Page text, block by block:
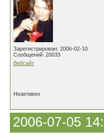
Зарегистрирован: 2006-02-10
Сообщений: 20033
Вебсайт
Неактивен
2006-07-05